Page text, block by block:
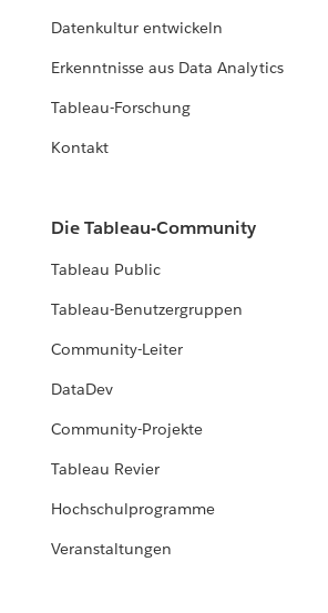
Datenkultur entwickeln
Erkenntnisse aus Data Analytics
Tableau-Forschung
Kontakt
Die Tableau-Community
Tableau Public
Tableau-Benutzergruppen
Community-Leiter
DataDev
Community-Projekte
Tableau Revier
Hochschulprogramme
Veranstaltungen